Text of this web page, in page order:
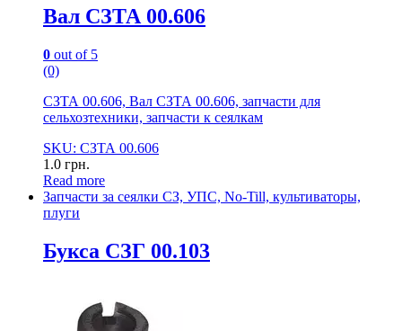
Вал СЗТА 00.606
0 out of 5
(0)
СЗТА 00.606, Вал СЗТА 00.606, запчасти для
сельхозтехники, запчасти к сеялкам
SKU: СЗТА 00.606
1.0 грн.
Read more
Запчасти за сеялки СЗ, УПС, No-Till, культиваторы,
плуги
Букса СЗГ 00.103